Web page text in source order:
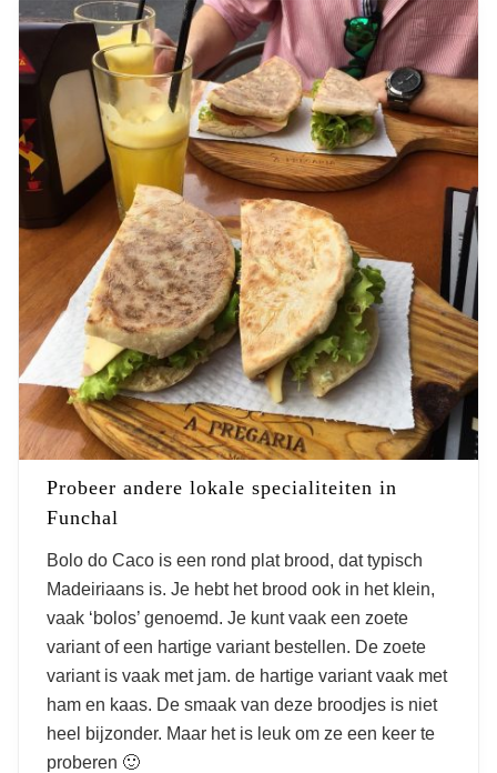
Probeer andere lokale specialiteiten in
Funchal
Bolo do Caco is een rond plat brood, dat typisch
Madeiriaans is. Je hebt het brood ook in het klein,
vaak ‘bolos’ genoemd. Je kunt vaak een zoete
variant of een hartige variant bestellen. De zoete
variant is vaak met jam. de hartige variant vaak met
ham en kaas. De smaak van deze broodjes is niet
heel bijzonder. Maar het is leuk om ze een keer te
proberen 🙂